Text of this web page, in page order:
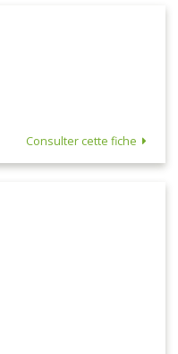
Consulter cette fiche